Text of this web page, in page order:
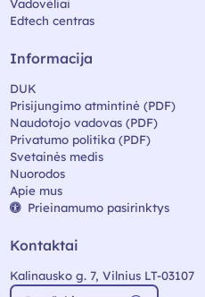
Vadovėliai
Edtech centras
Informacija
DUK
Prisijungimo atmintinė (PDF)
Naudotojo vadovas (PDF)
Privatumo politika (PDF)
Svetainės medis
Nuorodos
Apie mus
Prieinamumo pasirinktys
Kontaktai
Kalinausko g. 7, Vilnius LT-03107